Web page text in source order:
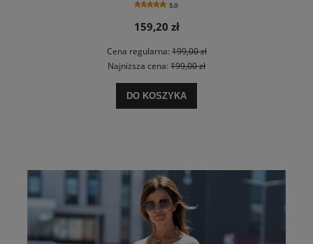
5.0
159,20 zł
Cena regularna:199,00 zł
Najniższa cena: 199,00 zł
DO KOSZYKA